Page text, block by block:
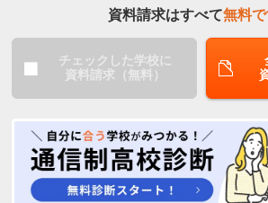
資料請求はすべて無料で
チェックした学校に
資料請求（無料）